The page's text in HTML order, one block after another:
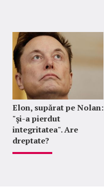
Elon, supărat pe Nolan:
"şi-a pierdut
integritatea". Are
dreptate?